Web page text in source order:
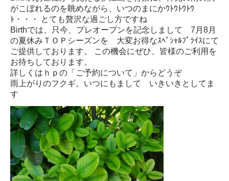
がこぼれるのを眺めながら、いつのまにかｳﾄｳﾄｳﾄｳ
ﾄ・・・ とても贅沢な過ごし方ですね
Birthでは、只今、プレオープンを記念しまして 7月8月
の夏休みＴＯＰシーズンを 大変お得なｽﾍﾟｼｬﾙﾌﾟﾗｲｽにて
ご提供しております。 この機会にぜひ、皆様のご利用を
お待ちしております。
詳しくはｈｐの「ご予約について」からどうぞ
雨上がりのフクギ。いつにもまして いきいきとしてま
す